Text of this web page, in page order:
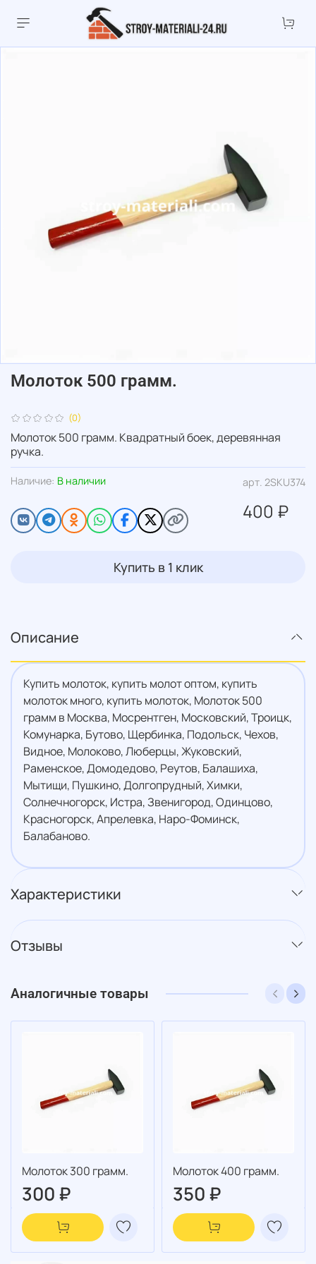
(0)
арт. 2SKU374
Наличие: В наличии
Молоток 500 грамм.
400 ₽
Купить в 1 клик
Молоток 500 грамм. Квадратный боек, деревянная
ручка.
Описание
Купить молоток, купить молот оптом, купить
молоток много, купить молоток, Молоток 500
грамм в Москва, Мосрентген, Московский, Троицк,
Комунарка, Бутово, Щербинка, Подольск, Чехов,
Видное, Молоково, Люберцы, Жуковский,
Раменское, Домодедово, Реутов, Балашиха,
Мытищи, Пушкино, Долгопрудный, Химки,
Солнечногорск, Истра, Звенигород, Одинцово,
Красногорск, Апрелевка, Наро-Фоминск,
Балабаново.
Характеристики
Отзывы
Аналогичные товары
Молоток 300 грамм.
300 ₽
Молоток 400 грамм.
350 ₽